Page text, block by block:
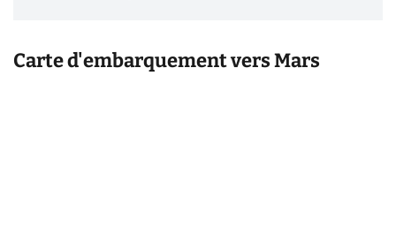
Carte d'embarquement vers Mars